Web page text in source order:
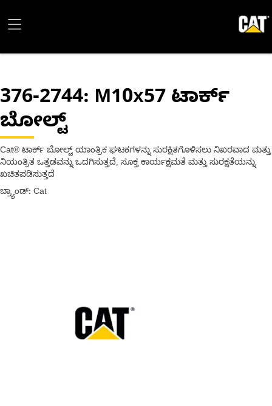
376-2744: M10x57 ಟಾರ್ಕ್
ಬೋಲ್ಟ್
Cat® ಟಾರ್ಕ್ ಬೋಲ್ಟ್ ಯಾಂತ್ರಿಕ ಘಟಕಗಳನ್ನು ಸುರಕ್ಷಿತಗೊಳಿಸಲು ನಿಖರವಾದ ಮತ್ತು
ನಿಯಂತ್ರಿತ ಒತ್ತಡವನ್ನು ಒದಗಿಸುತ್ತದೆ, ಸೂಕ್ತ ಕಾರ್ಯಕ್ಷಮತೆ ಮತ್ತು ಸುರಕ್ಷತೆಯನ್ನು
ಖಚಿತಪಡಿಸುತ್ತದೆ
ಬ್ರ್ಯಾಂಡ್: Cat